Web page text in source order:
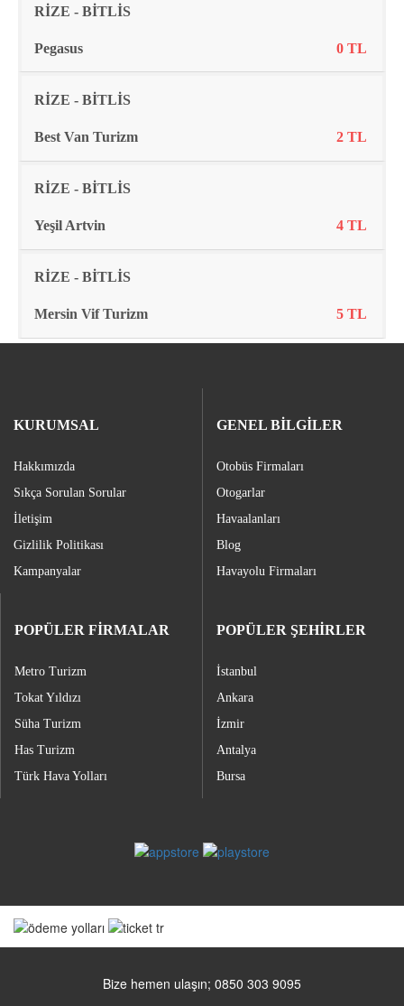
Rota Firma
RİZE - BİTLİS
Pegasus 0 TL
RİZE - BİTLİS
Best Van Turizm 2 TL
RİZE - BİTLİS
Yeşil Artvin 4 TL
RİZE - BİTLİS
Mersin Vif Turizm 5 TL
KURUMSAL
Hakkımızda
Sıkça Sorulan Sorular
İletişim
Gizlilik Politikası
Kampanyalar
GENEL BİLGİLER
Otobüs Firmaları
Otogarlar
Havaalanları
Blog
Havayolu Firmaları
POPÜLER FİRMALAR
Metro Turizm
Tokat Yıldızı
Süha Turizm
Has Turizm
Türk Hava Yolları
POPÜLER ŞEHİRLER
İstanbul
Ankara
İzmir
Antalya
Bursa
Bize hemen ulaşın; 0850 303 9095